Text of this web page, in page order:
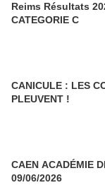
Reims Résultats
CATEGORIE C
CANICULE : LES
PLEUVENT !
CAEN ACADÉMIE
09/06/2026